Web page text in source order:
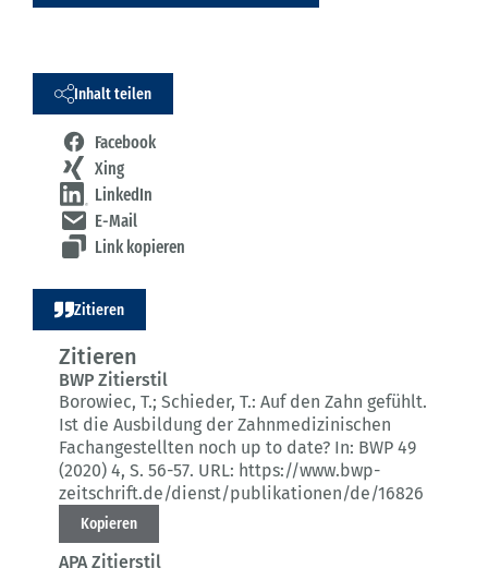
Inhalt teilen
Facebook
Xing
LinkedIn
E-Mail
Link kopieren
Zitieren
Zitieren
BWP Zitierstil
Borowiec, T.; Schieder, T.: Auf den Zahn gefühlt.
Ist die Ausbildung der Zahnmedizinischen
Fachangestellten noch up to date? In: BWP 49
(2020) 4, S. 56-57. URL: https://www.bwp-
zeitschrift.de/dienst/publikationen/de/16826
Kopieren
APA Zitierstil